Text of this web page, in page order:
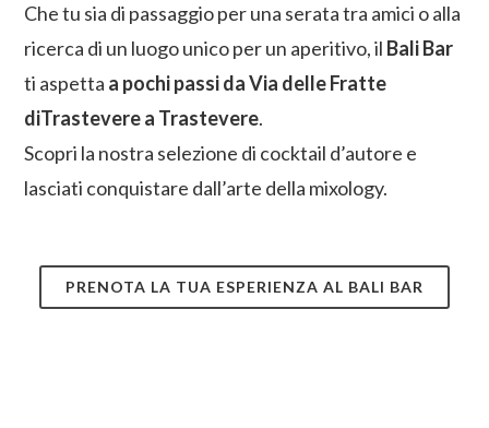
Che tu sia di passaggio per una serata tra amici o alla
ricerca di un luogo unico per un aperitivo, il Bali Bar
ti aspetta a pochi passi da Via delle Fratte
diTrastevere a Trastevere.
Scopri la nostra selezione di cocktail d’autore e
lasciati conquistare dall’arte della mixology.
PRENOTA LA TUA ESPERIENZA AL BALI BAR